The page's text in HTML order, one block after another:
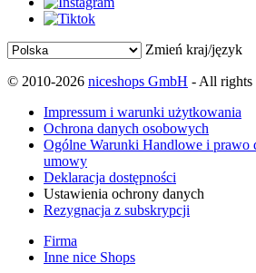
Zmień kraj/język
© 2010-2026 niceshops GmbH - All rights
Impressum i warunki użytkowania
Ochrona danych osobowych
Ogólne Warunki Handlowe i prawo
umowy
Deklaracja dostępności
Ustawienia ochrony danych
Rezygnacja z subskrypcji
Firma
Inne nice Shops